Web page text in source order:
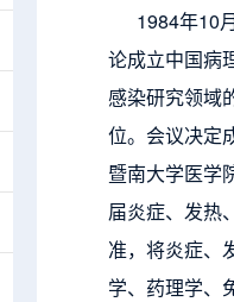
1984年10月
论成立中国病
感染研究领域
位。会议决定
暨南大学医学
届炎症、发热
准，将炎症、
学、药理学、